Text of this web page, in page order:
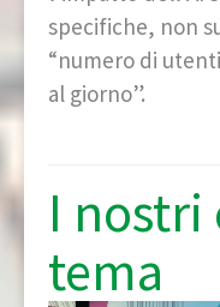
specifiche, non
“numero di
al giorno”.
I nostri
tema